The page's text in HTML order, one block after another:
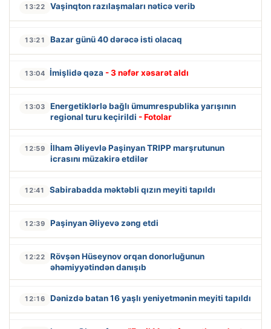
13:22 Vaşinqton razılaşmaları nəticə verib
13:21 Bazar günü 40 dərəcə isti olacaq
13:04 İmişlidə qəza - 3 nəfər xəsarət aldı
13:03
Energetiklərlə bağlı ümumrespublika yarışının
regional turu keçirildi - Fotolar
12:59
İlham Əliyevlə Paşinyan TRIPP marşrutunun
icrasını müzakirə etdilər
12:41 Sabirabadda məktəbli qızın meyiti tapıldı
12:39 Paşinyan Əliyevə zəng etdi
12:22
Rövşən Hüseynov orqan donorluğunun
əhəmiyyətindən danışıb
12:16 Dənizdə batan 16 yaşlı yeniyetmənin meyiti tapıldı